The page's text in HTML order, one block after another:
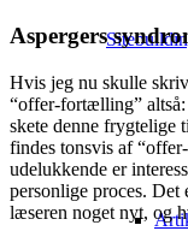
Aspergers
Hvis jeg nu skulle
“offer-fortælling”
skete denne frygtelige
findes tonsvis af
udelukkende er
personlige proces.
læseren noget nyt, og